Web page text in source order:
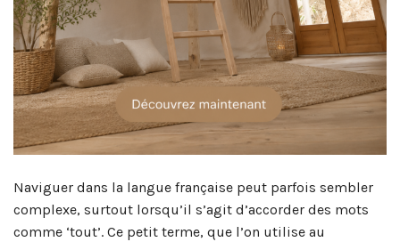
Naviguer dans la langue française peut parfois sembler
complexe, surtout lorsqu’il s’agit d’accorder des mots
comme ‘tout’. Ce petit terme, que l’on utilise au